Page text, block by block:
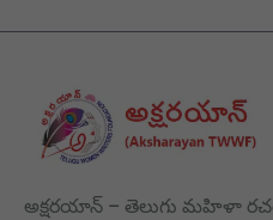
అక్షరయాన్ – తెలుగు మహిళా